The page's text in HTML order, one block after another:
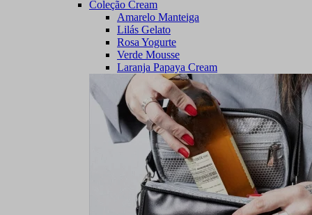
Coleção Cream
Amarelo Manteiga
Lilás Gelato
Rosa Yogurte
Verde Mousse
Laranja Papaya Cream